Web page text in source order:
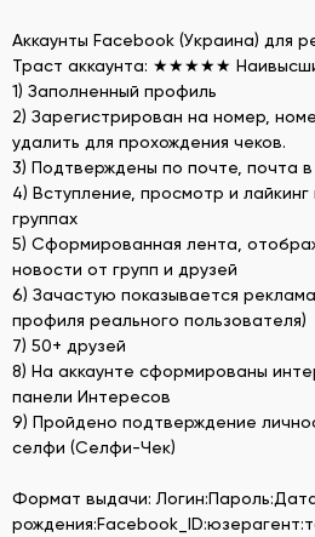
Аккаунты Facebook (Украина) для
Траст аккаунта: ★★★★★
1) Заполненный профиль
2) Зарегистрирован на номер,
удалить для прохождения чеков.
3) Подтверждены по почте, почта в
4) Вступление, просмотр и
группах
5) Сформированная лента,
новости от групп и друзей
6) Зачастую показывается
профиля реального пользователя)
7) 50+ друзей
8) На аккаунте сформированы
панели Интересов
9) Пройдено подтверждение
селфи (Селфи-Чек)
Формат выдачи: